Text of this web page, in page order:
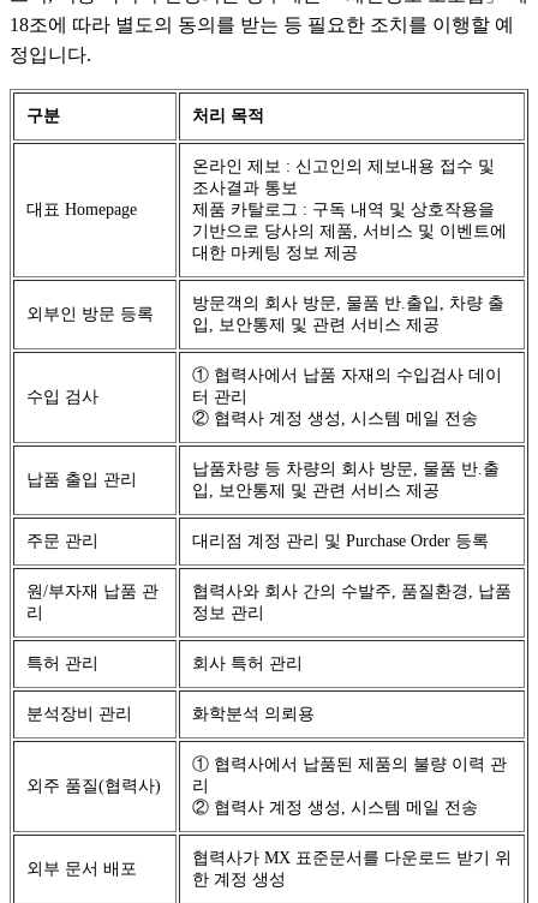
18조에 따라 별도의 동의를 받는 등 필요한 조치를 이행할 예
정입니다.
구분 처리 목적
대표 Homepage
온라인 제보 : 신고인의 제보내용 접수 및
조사결과 통보
제품 카탈로그 : 구독 내역 및 상호작용을
기반으로 당사의 제품, 서비스 및 이벤트에
대한 마케팅 정보 제공
외부인 방문 등록
방문객의 회사 방문, 물품 반.출입, 차량 출
입, 보안통제 및 관련 서비스 제공
수입 검사
① 협력사에서 납품 자재의 수입검사 데이
터 관리
② 협력사 계정 생성, 시스템 메일 전송
납품 출입 관리
납품차량 등 차량의 회사 방문, 물품 반.출
입, 보안통제 및 관련 서비스 제공
주문 관리 대리점 계정 관리 및 Purchase Order 등록
원/부자재 납품 관
리
협력사와 회사 간의 수발주, 품질환경, 납품
정보 관리
특허 관리 회사 특허 관리
분석장비 관리 화학분석 의뢰용
외주 품질(협력사)
① 협력사에서 납품된 제품의 불량 이력 관
리
② 협력사 계정 생성, 시스템 메일 전송
외부 문서 배포
협력사가 MX 표준문서를 다운로드 받기 위
한 계정 생성